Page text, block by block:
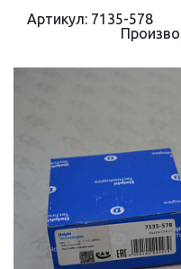
Артикул: 7135-578